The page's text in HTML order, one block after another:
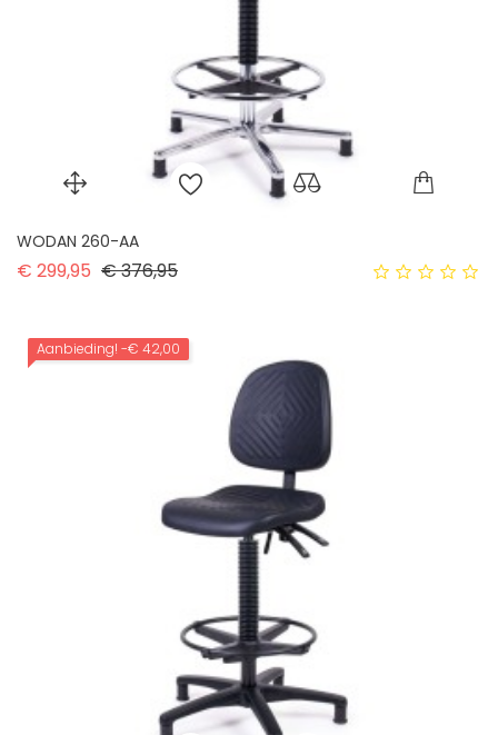
WODAN 260-AA
€ 299,95 Normale prijs
€ 376,95Prijs
Aanbieding! -€ 42,00